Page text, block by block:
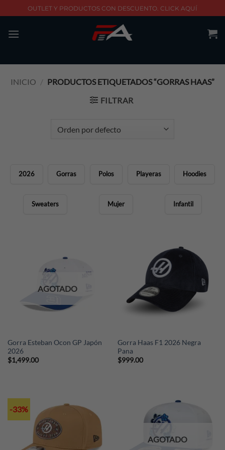
to
content
OUTLET Y PRODUCTOS CON DESCUENTO. CLICK AQUÍ
INICIO / PRODUCTOS ETIQUETADOS “GORRAS HAAS”
FILTRAR
2026 Gorras Polos Playeras Hoodies
Sweaters Mujer Infantil
AGOTADO
Gorra Esteban Ocon GP Japón
2026
$1,499.00
Gorra Haas F1 2026 Negra
Pana
$999.00
-33%
AGOTADO